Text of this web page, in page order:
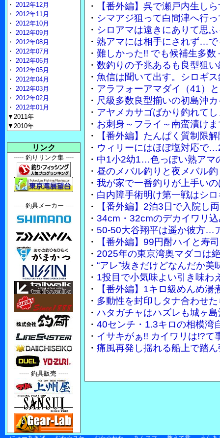
・
【番外編】呉で瀬戸内生し
・ シマアジ狙って白間津へ行
・ シロアマは遠きにありて思
・ 熟アマには相手にされず…
・ 難しかった!! でも候補生多
・ 数釣りの予兆あるも良型狙
・ 魚信は聞いて出す。シロギ
・ アラフォーアマダイ（41）
・ 尺級多数良型揃いの初島沖
・ アヤメカサゴばかり釣れて
・ お刺身～フライ～南蛮漬け
・
【番外編】たんぱく質制限
・ ウィリーにはほぼ塩対応で
・ 中1小2幼1…色っぽい熟アマ
・ 昼のメバル釣りと夜メバル
・ 我が家で一番釣りが上手い
・ 白内障手術明け第一戦はシ
・
【番外編】2泊3日で入院し
・ 34cm・32cmのデカイワリ
・ 50-50大谷翔平は遥か彼方…
・
【番外編】99円酎ハイと寿
・ 2025年の東京湾奥マダコは
・ “アレ”抜きだけどなんだか
・ 1投目で小気味よい引き味わ
・
【番外編】1キロ級めんめ
・ 多動性を封印しタナ合わせ
・ ハタガチャはハズレも城ヶ
・ 40センチ・1.3キロの相模湾
・ イサキがぁ!! カイワリは!?て
・ 痛風再発し揺れる船上で踏
・ 2012年12月
・ 2012年11月
・ 2012年10月
・ 2012年09月
・ 2012年08月
・ 2012年07月
・ 2012年06月
・ 2012年05月
・ 2012年04月
・ 2012年03月
・ 2012年02月
・ 2012年01月
▼2011年
▼2010年
リンク
----- 釣りリンク集 ----
----- 釣具メーカー ----
----- 釣具販売 -----